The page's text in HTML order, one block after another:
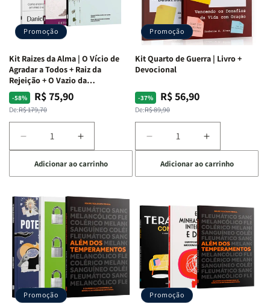
Promoção
Kit Raizes da Alma | O Vício de
Agradar a Todos + Raiz da
Rejeição + O Vazio da
Insatisfação.
-58%
Preço
normal
De:R$ 179,70
Preço
promocional
R$ 75,90
Diminuir
a
quantidade
de
Raizes
da
Alma
|
O
Vício
Agradar
Aumentar
a
quantidade
de
Raizes
da
Alma
|
O
Vício
de
Agradar
Adicionar ao carrinho
Promoção
Kit Quarto de Guerra | Livro +
Devocional
-37%
Preço
normal
De:R$ 89,90
Preço
promocional
R$ 56,90
Diminuir
a
quantidade
de
Quarto
de
Guerra
Livro
+
Devocional
Aumentar
a
quantidade
de
Quarto
de
Guerra
|
Livro
+
Devocional
Adicionar ao carrinho
Promoção Promoção